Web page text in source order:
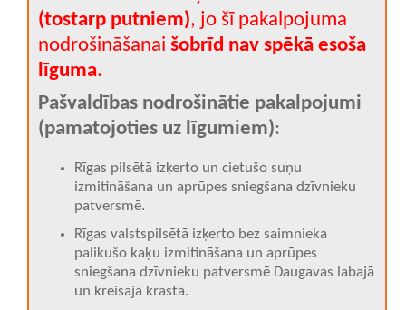
(tostarp putniem), jo šī pakalpojuma
nodrošināšanai šobrīd nav spēkā esoša
līguma.
Pašvaldības nodrošinātie pakalpojumi
(pamatojoties uz līgumiem):
Rīgas pilsētā izķerto un cietušo suņu
izmitināšana un aprūpes sniegšana dzīvnieku
patversmē.
Rīgas valstspilsētā izķerto bez saimnieka
palikušo kaķu izmitināšana un aprūpes
sniegšana dzīvnieku patversmē Daugavas labajā
un kreisajā krastā.